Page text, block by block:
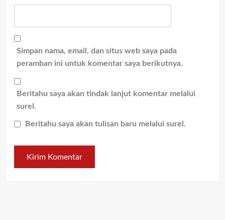
Simpan nama, email, dan situs web saya pada
peramban ini untuk komentar saya berikutnya.
Beritahu saya akan tindak lanjut komentar melalui
surel.
Beritahu saya akan tulisan baru melalui surel.